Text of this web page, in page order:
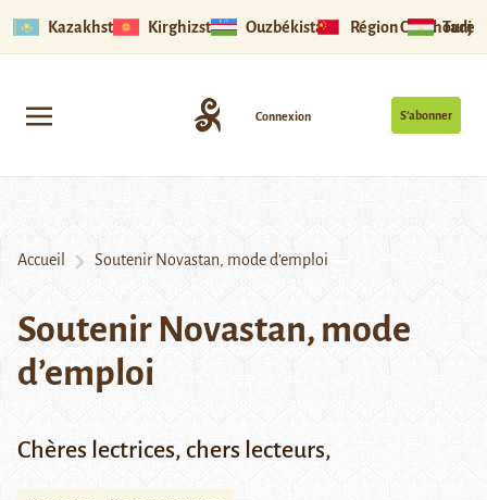
Kazakhstan Kirghizstan Ouzbékistan Région Ouïghoure
S’abonner
Connexion
Accueil Soutenir Novastan, mode d’emploi
Soutenir Novastan, mode
d’emploi
Chères lectrices, chers lecteurs,